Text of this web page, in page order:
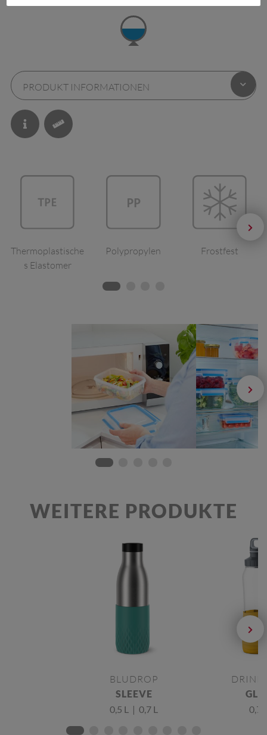
PRODUKT INFORMATIONEN
Thermoplastische
s Elastomer
Polypropylen Frostfest
WEITERE PRODUKTE
BLUDROP
SLEEVE
0,5 L | 0,7 L
0,7